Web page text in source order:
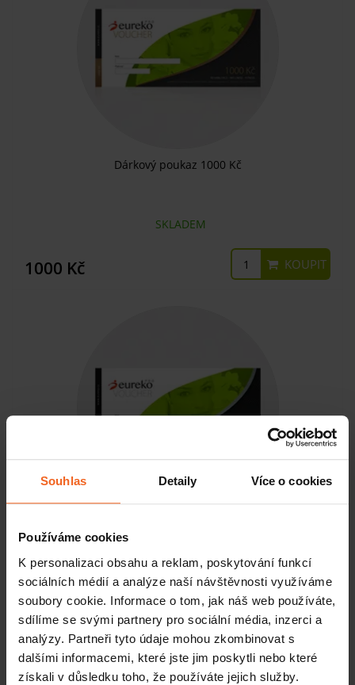
Souhlas Detaily Více o cookies
Používáme cookies
K personalizaci obsahu a reklam, poskytování funkcí
sociálních médií a analýze naší návštěvnosti využíváme
soubory cookie. Informace o tom, jak náš web používáte,
sdílíme se svými partnery pro sociální média, inzerci a
analýzy. Partneři tyto údaje mohou zkombinovat s
dalšími informacemi, které jste jim poskytli nebo které
získali v důsledku toho, že používáte jejich služby.
Dárkový poukaz 1000 Kč
SKLADEM
1000 Kč KOUPIT
SKLADEM
1500 Kč KOUPIT